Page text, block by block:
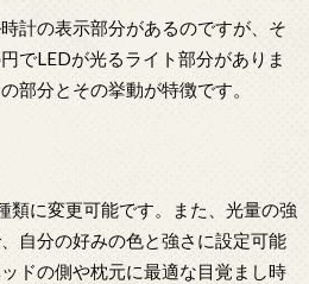
計の表示部分があるのですが、そ
でLEDが光るライト部分がありま
部分とその挙動が特徴です。
類に変更可能です。また、光量の強
自分の好みの色と強さに設定可能
ドの側や枕元に最適な目覚まし時